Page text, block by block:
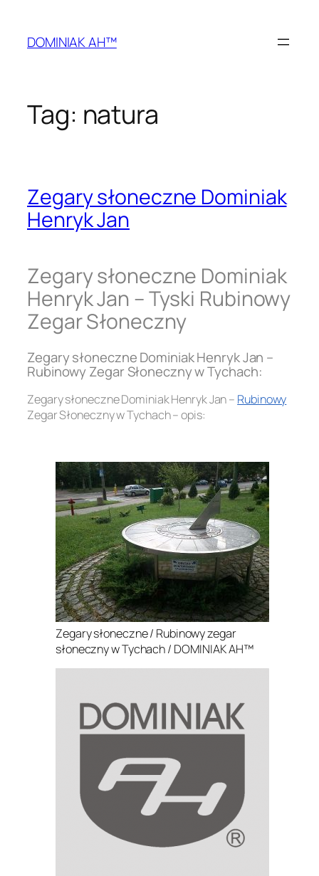
treściDOMINIAK AH™
Tag: natura
Zegary słoneczne Dominiak
Henryk Jan
Zegary słoneczne Dominiak
Henryk Jan – Tyski Rubinowy
Zegar Słoneczny
Zegary słoneczne Dominiak Henryk Jan –
Rubinowy Zegar Słoneczny w Tychach:
Zegary słoneczne Dominiak Henryk Jan – Rubinowy
Zegar Słoneczny w Tychach – opis:
Zegary słoneczne / Rubinowy zegar
słoneczny w Tychach / DOMINIAK AH™